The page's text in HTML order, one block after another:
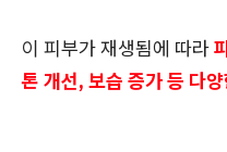
이 피부가 재생됨에 따라
톤 개선, 보습 증가 등 다